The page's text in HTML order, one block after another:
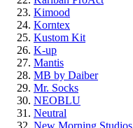
Kimood
Korntex
Kustom Kit
K-up
Mantis
MB by Daiber
Mr. Socks
NEOBLU
Neutral
New Morning Studios